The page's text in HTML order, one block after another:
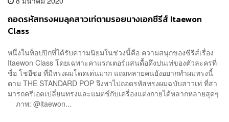
ถอดรหัสทรงผมลุคสาวเท่ตามรอยนางเอกซีรีส์ Itaewon
Class
หนึ่งในท็อปปิกที่ได้รับความนิยมในช่วงนี้คือ ความสนุกของซีรีส์เรื่อง
Itaewon Class โดยเฉพาะคาแรกเตอร์แสนดื้อดึงปนเท่ของตัวละครที่
ชื่อ โชอีซอ ที่มีทรงผมโดดเด่นมาก แถมหลายคนยังอยากทำผมทรงนี้
ตาม THE STANDARD POP จึงพาไปถอดรหัสทรงผมฉบับสาวเท่ ที่สา
มารถครีเอตเปลี่ยนทรงและแมตช์กับเครื่องแต่งกายได้หลากหลายสุดๆ
ภาพ: @itaewon...